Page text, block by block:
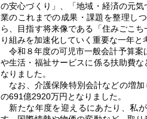
の安心づくり」、「地域・経済の元
業のこれまでの成果・課題を整理し
ら、目指す将来像である「住みごこ
り組みを加速化していく重要な一年と
令和８年度の可児市一般会計予算案
や生活・福祉サービスに係る扶助費
なりました。
なお、介護保険特別会計などの増
の691億2920万円となりました。
新たな年度を迎えるにあたり、私